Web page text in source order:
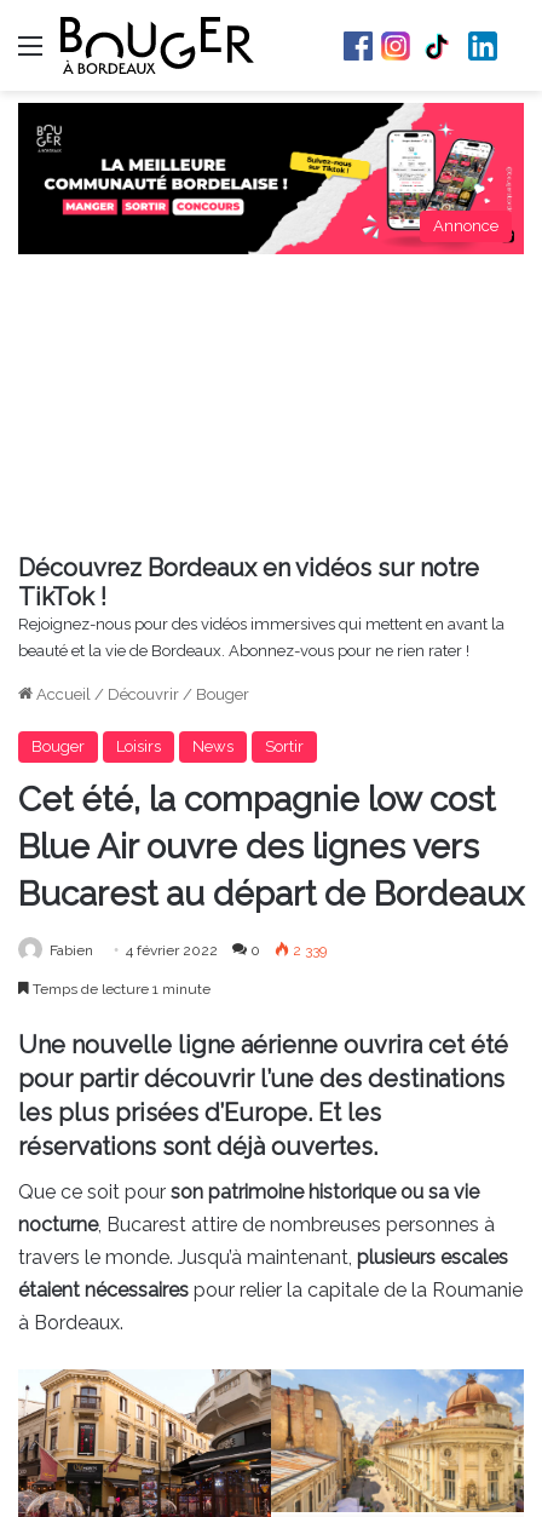
Menu
Annonce
Découvrez Bordeaux en vidéos sur notre
TikTok !
Rejoignez-nous pour des vidéos immersives qui mettent en avant la
beauté et la vie de Bordeaux. Abonnez-vous pour ne rien rater !
Accueil / Découvrir / Bouger
Bouger Loisirs News Sortir
Cet été, la compagnie low cost
Blue Air ouvre des lignes vers
Bucarest au départ de Bordeaux
Fabien 4 février 2022 0 2 339
Temps de lecture 1 minute
Une nouvelle ligne aérienne ouvrira cet été
pour partir découvrir l’une des destinations
les plus prisées d’Europe. Et les
réservations sont déjà ouvertes.
Que ce soit pour son patrimoine historique ou sa vie
nocturne, Bucarest attire de nombreuses personnes à
travers le monde. Jusqu’à maintenant, plusieurs escales
étaient nécessaires pour relier la capitale de la Roumanie
à Bordeaux.